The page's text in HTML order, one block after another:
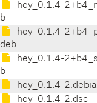
hey_0.1.4-
b
hey_0.1.4-
deb
hey_0.1.4-
b
hey_0.1.4-
hey_0.1.4-2.dsc